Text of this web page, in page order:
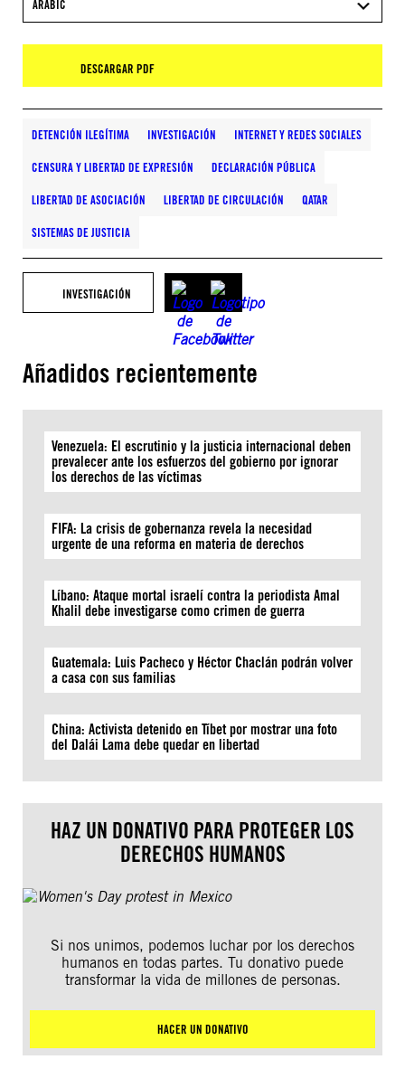
ARABIC
DESCARGAR PDF
DETENCIÓN ILEGÍTIMA INVESTIGACIÓN INTERNET Y REDES SOCIALES
CENSURA Y LIBERTAD DE EXPRESIÓN DECLARACIÓN PÚBLICA
LIBERTAD DE ASOCIACIÓN LIBERTAD DE CIRCULACIÓN QATAR
SISTEMAS DE JUSTICIA
INVESTIGACIÓN
Añadidos recientemente
Venezuela: El escrutinio y la justicia internacional deben
prevalecer ante los esfuerzos del gobierno por ignorar
los derechos de las víctimas
FIFA: La crisis de gobernanza revela la necesidad
urgente de una reforma en materia de derechos
Líbano: Ataque mortal israelí contra la periodista Amal
Khalil debe investigarse como crimen de guerra
Guatemala: Luis Pacheco y Héctor Chaclán podrán volver
a casa con sus familias
China: Activista detenido en Tíbet por mostrar una foto
del Dalái Lama debe quedar en libertad
HAZ UN DONATIVO PARA PROTEGER LOS
DERECHOS HUMANOS
Si nos unimos, podemos luchar por los derechos
humanos en todas partes. Tu donativo puede
transformar la vida de millones de personas.
HACER UN DONATIVO